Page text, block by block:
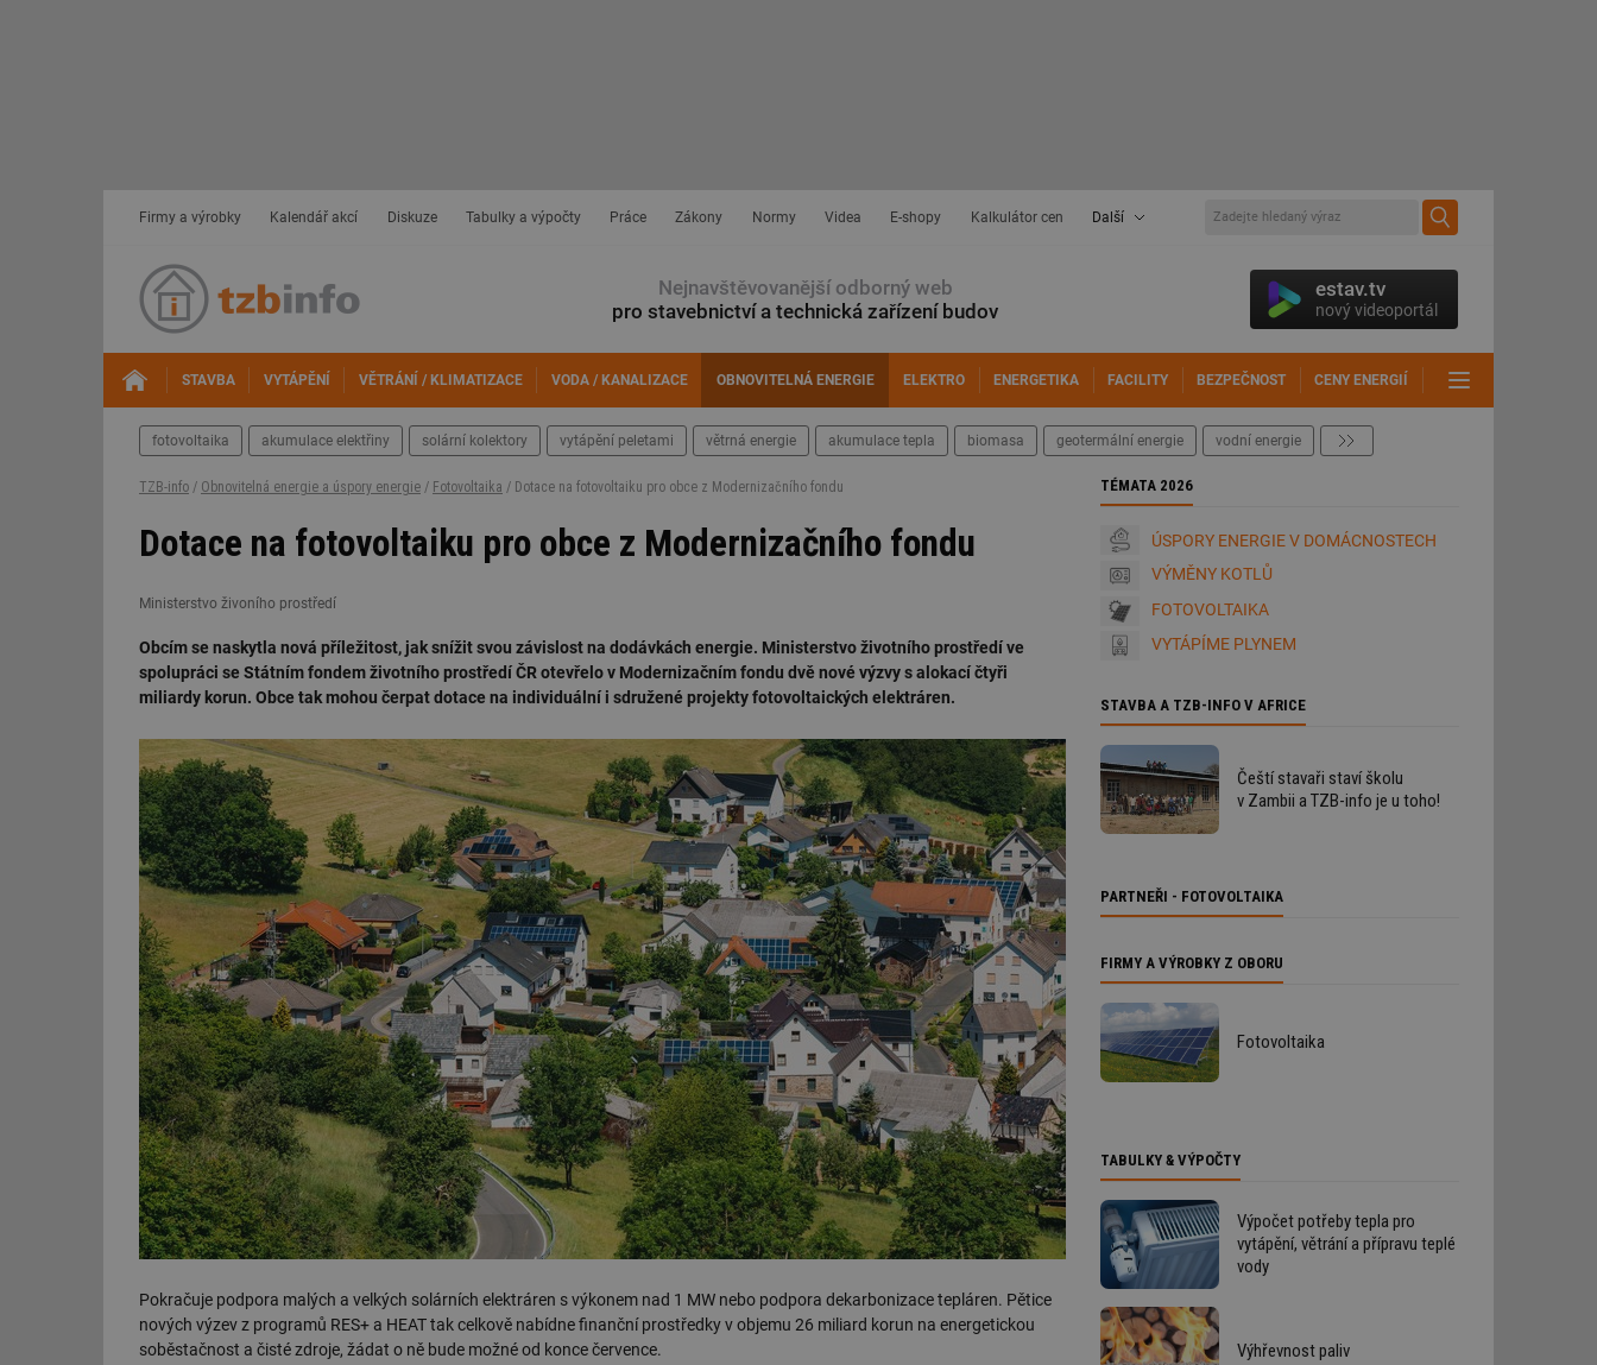
Firmy a výrobky Kalendář akcí Diskuze Tabulky a výpočty Práce Zákony Normy Videa E-shopy Kalkulátor cen Další
Nejnavštěvovanější odborný web
pro stavebnictví a technická zařízení budov
estav.tv
nový videoportál
STAVBA VYTÁPĚNÍ VĚTRÁNÍ / KLIMATIZACE VODA / KANALIZACE OBNOVITELNÁ ENERGIE ELEKTRO ENERGETIKA FACILITY BEZPEČNOST CENY ENERGIÍ
fotovoltaika akumulace elektřiny solární kolektory vytápění peletami větrná energie akumulace tepla biomasa geotermální energie vodní energie
TZB-info / Obnovitelná energie a úspory energie / Fotovoltaika / Dotace na fotovoltaiku pro obce z Modernizačního fondu
Dotace na fotovoltaiku pro obce z Modernizačního fondu
Ministerstvo živoního prostředí
Obcím se naskytla nová příležitost, jak snížit svou závislost na dodávkách energie. Ministerstvo životního prostředí ve
spolupráci se Státním fondem životního prostředí ČR otevřelo v Modernizačním fondu dvě nové výzvy s alokací čtyři
miliardy korun. Obce tak mohou čerpat dotace na individuální i sdružené projekty fotovoltaických elektráren.
Pokračuje podpora malých a velkých solárních elektráren s výkonem nad 1 MW nebo podpora dekarbonizace tepláren. Pětice
nových výzev z programů RES+ a HEAT tak celkově nabídne finanční prostředky v objemu 26 miliard korun na energetickou
soběstačnost a čisté zdroje, žádat o ně bude možné od konce července.
TÉMATA 2026
ÚSPORY ENERGIE V DOMÁCNOSTECH
VÝMĚNY KOTLŮ
FOTOVOLTAIKA
VYTÁPÍME PLYNEM
STAVBA A TZB-INFO V AFRICE
Čeští stavaři staví školu
v Zambii a TZB-info je u toho!
PARTNEŘI - FOTOVOLTAIKA
FIRMY A VÝROBKY Z OBORU
Fotovoltaika
TABULKY & VÝPOČTY
Výpočet potřeby tepla pro
vytápění, větrání a přípravu teplé
vody
Výhřevnost paliv